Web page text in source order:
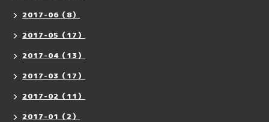
2017-06（8）
2017-05（17）
2017-04（13）
2017-03（17）
2017-02（11）
2017-01（2）